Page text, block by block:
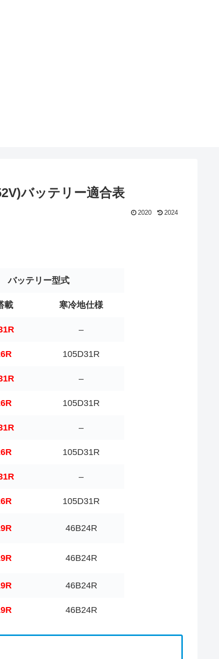
バッテリー適合表
2020 2024
バッテリー型式
載 寒冷地仕様
–
105D31R
–
105D31R
–
105D31R
–
105D31R
46B24R
46B24R
46B24R
46B24R